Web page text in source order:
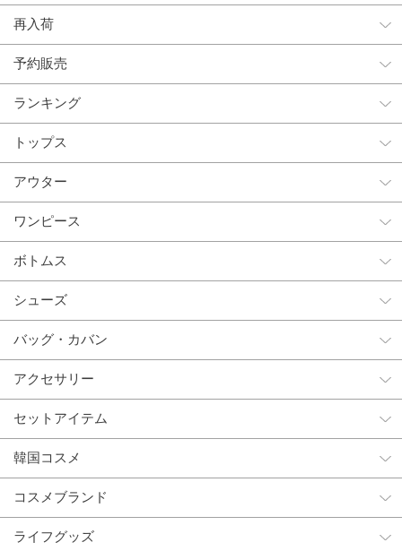
再入荷
予約販売
ランキング
トップス
アウター
ワンピース
ボトムス
シューズ
バッグ・カバン
アクセサリー
セットアイテム
韓国コスメ
コスメブランド
ライフグッズ